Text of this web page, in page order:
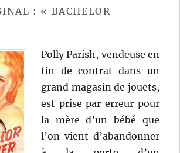
: « BACHELOR
Polly Parish, vendeuse en
fin de contrat dans un
grand magasin de jouets,
est prise par erreur pour
la mère d’un bébé que
l’on vient d’abandonner